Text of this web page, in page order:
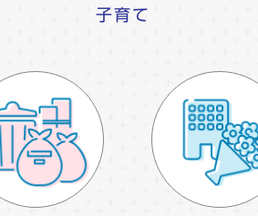
子育て